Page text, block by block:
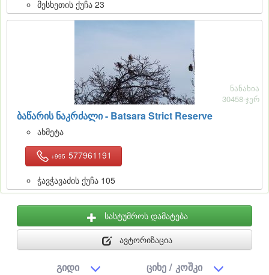
მესხეთის ქუჩა 23
ბაწარის ნაკრძალი - Batsara Strict Reserve
ნანახია
30458-ჯერ
ახმეტა
+995 577961191
ჭავჭავაძის ქუჩა 105
სასტუმროს დამატება
ავტორიზაცია
გიდი ციხე / კოშკი